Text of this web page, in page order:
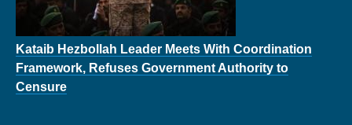
Kataib Hezbollah Leader Meets With Coordination
Framework, Refuses Government Authority to
Censure